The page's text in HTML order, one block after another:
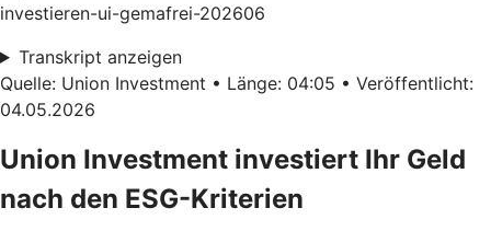
investieren-ui-gemafrei-202606
Transkript anzeigen
Quelle: Union Investment • Länge: 04:05 • Veröffentlicht:
04.05.2026
Union Investment investiert Ihr Geld
nach den ESG-Kriterien